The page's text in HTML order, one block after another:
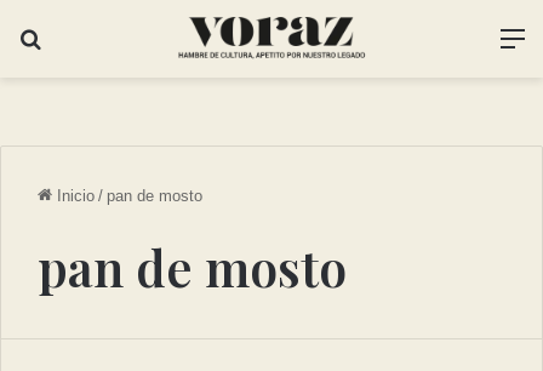
Inicio / pan de mosto
pan de mosto